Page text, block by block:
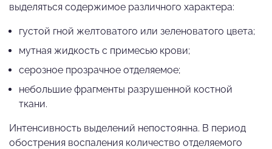
выделяться содержимое различного характера:
густой гной желтоватого или зеленоватого цвета;
мутная жидкость с примесью крови;
серозное прозрачное отделяемое;
небольшие фрагменты разрушенной костной
ткани.
Интенсивность выделений непостоянна. В период
обострения воспаления количество отделяемого